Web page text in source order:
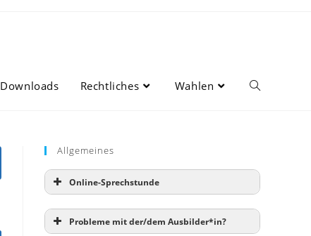
Downloads Rechtliches Wahlen Website-
Allgemeines
Online-Sprechstunde
Probleme mit der/dem Ausbilder*in?